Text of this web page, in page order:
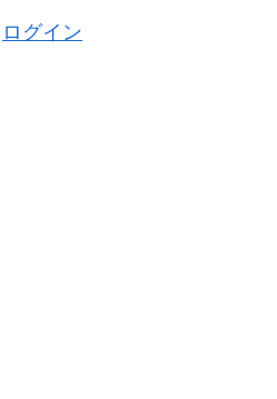
ログイン